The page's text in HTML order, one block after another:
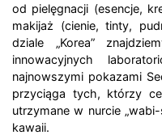
od pielęgnacji (esencje,
makijaż (cienie, tinty,
dziale „Korea”
innowacyjnych
najnowszymi pokazami
przyciąga tych, którzy
utrzymane w nurcie
kawaii.